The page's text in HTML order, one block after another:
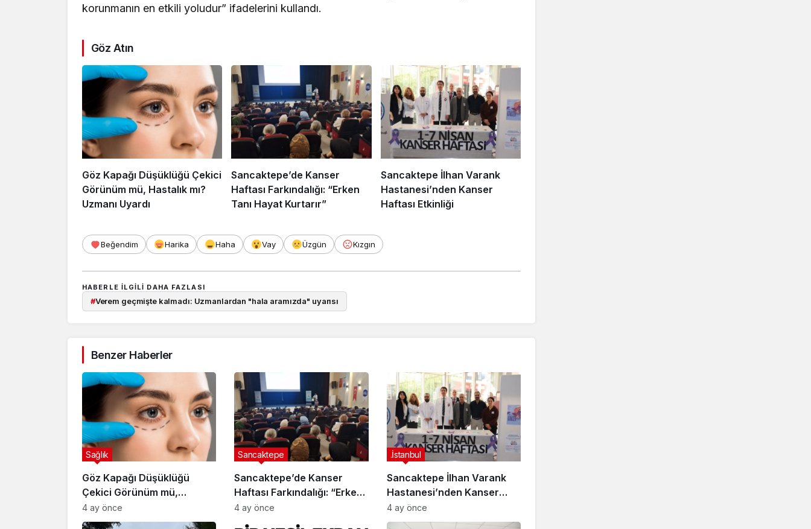
korunmanın en etkili yoludur” ifadelerini kullandı.
Göz Atın
Göz Kapağı Düşüklüğü Çekici
Görünüm mü, Hastalık mı?
Uzmanı Uyardı
Sancaktepe’de Kanser
Haftası Farkındalığı: “Erken
Tanı Hayat Kurtarır”
Sancaktepe İlhan Varank
Hastanesi’nden Kanser
Haftası Etkinliği
Beğendim Harika Haha Vay Üzgün Kızgın
HABERLE ILGILI DAHA FAZLASI
#Verem geçmişte kalmadı: Uzmanlardan "hala aramızda" uyarısı
Benzer Haberler
Göz Kapağı Düşüklüğü
Çekici Görünüm mü,
Hastalık mı? Uzmanı Uyardı
Sağlık
4 ay önce
Sancaktepe’de Kanser
Haftası Farkındalığı: “Erken
Tanı Hayat Kurtarır”
Sancaktepe
4 ay önce
Sancaktepe İlhan Varank
Hastanesi’nden Kanser
Haftası Etkinliği
.İstanbul
4 ay önce